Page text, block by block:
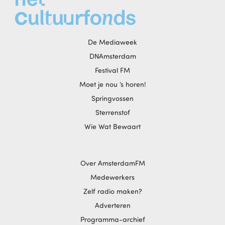
De Mediaweek
DNAmsterdam
Festival FM
Moet je nou ‘s horen!
Springvossen
Sterrenstof
Wie Wat Bewaart
Over AmsterdamFM
Medewerkers
Zelf radio maken?
Adverteren
Programma-archief